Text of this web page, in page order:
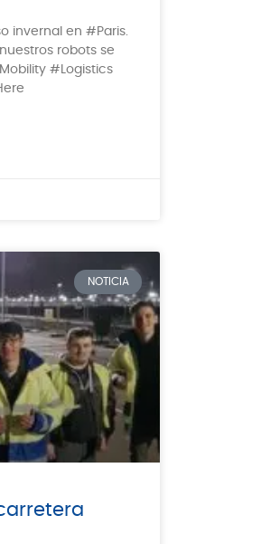
invernal en #Paris.
robots se
#Logistics
NOTICIA